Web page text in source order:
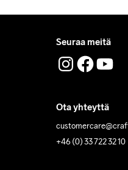
Seuraa meitä
Ota yhteyttä
+46 (0) 33 722 32 10